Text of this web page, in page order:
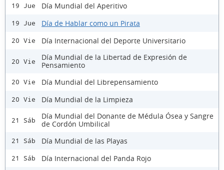
19 Jue Día Mundial del Aperitivo
19 Jue Día de Hablar como un Pirata
20 Vie Día Internacional del Deporte Universitario
20 Vie
Día Mundial de la Libertad de Expresión de
Pensamiento
20 Vie Día Mundial del Librepensamiento
20 Vie Día Mundial de la Limpieza
21 Sáb
Día Mundial del Donante de Médula Ósea y Sangre
de Cordón Umbilical
21 Sáb Día Mundial de las Playas
21 Sáb Día Internacional del Panda Rojo